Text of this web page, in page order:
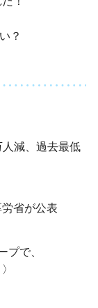
？
減、過去最低
省が公表
プで、
〉